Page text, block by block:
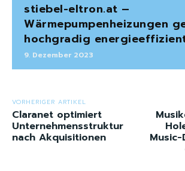
stiebel-eltron.at –
Wärmepumpenheizungen
hochgradig
9. Dezember 2023
VORHERIGER ARTIKEL
Claranet optimiert
Unternehmensstruktur
nach Akquisitionen